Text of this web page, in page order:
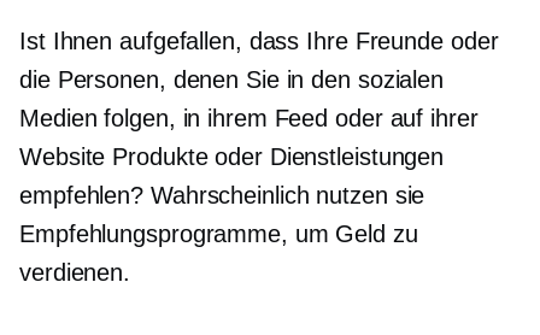
Ist Ihnen aufgefallen, dass Ihre Freunde oder
die Personen, denen Sie in den sozialen
Medien folgen, in ihrem Feed oder auf ihrer
Website Produkte oder Dienstleistungen
empfehlen? Wahrscheinlich nutzen sie
Empfehlungsprogramme, um Geld zu
verdienen.